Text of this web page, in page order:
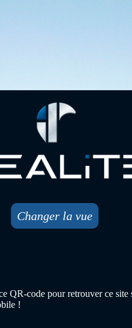
Changer la vue
QR-code pour retrouver ce site
!